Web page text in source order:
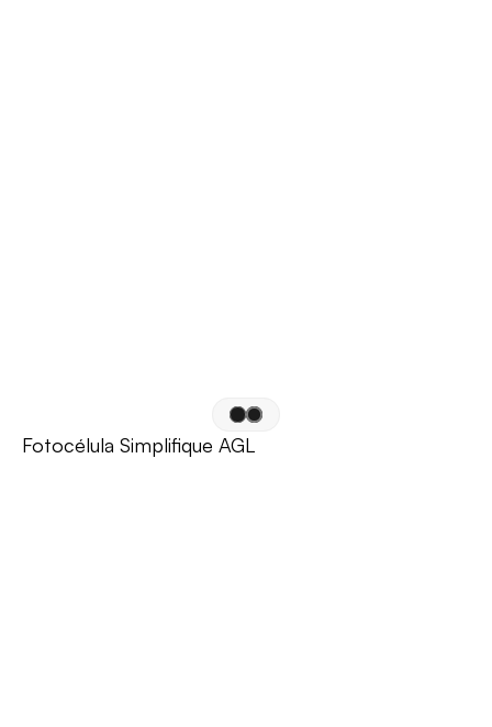
Fotocélula Simplifique AGL